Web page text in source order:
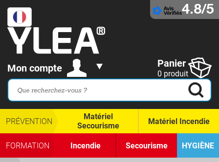
4.8/5
Mon compte Panier
0 produit
PRÉVENTION
Matériel
Secourisme
Matériel Incendie
FORMATION Incendie Secourisme HYGIÈNE